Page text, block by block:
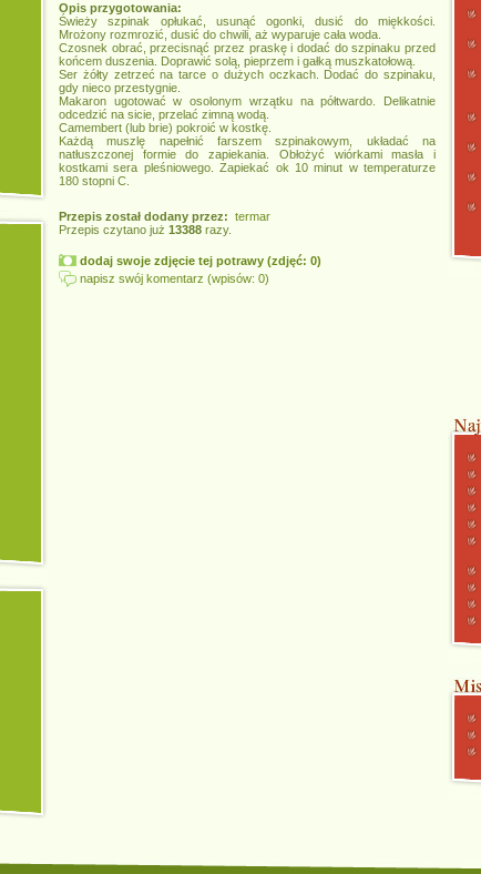
Opis przygotowania:
Świeży szpinak opłukać, usunąć ogonki, dusić do miękkości.
Mrożony rozmrozić, dusić do chwili, aż wyparuje cała woda.
Czosnek obrać, przecisnąć przez praskę i dodać do szpinaku przed
końcem duszenia. Doprawić solą, pieprzem i gałką muszkatołową.
Ser żółty zetrzeć na tarce o dużych oczkach. Dodać do szpinaku,
gdy nieco przestygnie.
Makaron ugotować w osolonym wrzątku na półtwardo. Delikatnie
odcedzić na sicie, przelać zimną wodą.
Camembert (lub brie) pokroić w kostkę.
Każdą muszlę napełnić farszem szpinakowym, układać na
natłuszczonej formie do zapiekania. Obłożyć wiórkami masła i
kostkami sera pleśniowego. Zapiekać ok 10 minut w temperaturze
180 stopni C.
Przepis został dodany przez: termar
Przepis czytano już 13388 razy.
dodaj swoje zdjęcie tej potrawy (zdjęć: 0)
napisz swój komentarz (wpisów: 0)